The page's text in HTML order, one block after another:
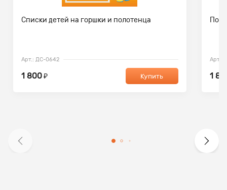
Списки детей на горшки и полотенца
Арт.: ДС-0642
1 800₽ Купить
Арт.:
1